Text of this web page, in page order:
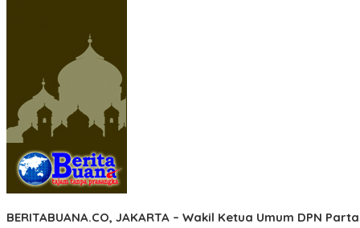
BERITABUANA.CO, JAKARTA – Wakil Ketua Umum DPN